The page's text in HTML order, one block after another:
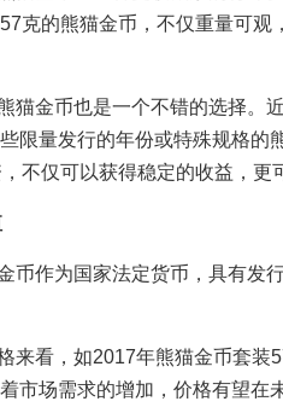
克的熊猫金币，不仅重量可
猫金币也是一个不错的选择。
限量发行的年份或特殊规格
不仅可以获得稳定的收益，更
币作为国家法定货币，具有发
来看，如2017年熊猫金币套
市场需求的增加，价格有望在